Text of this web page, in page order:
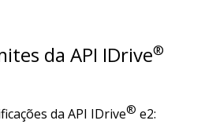
da API IDrive®
da API IDrive® e2: